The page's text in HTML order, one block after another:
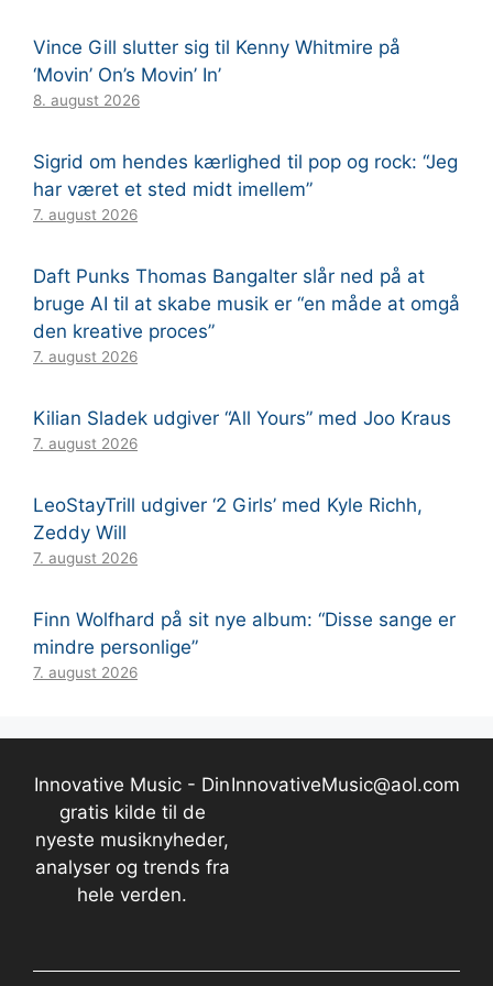
Vince Gill slutter sig til Kenny Whitmire på
‘Movin’ On’s Movin’ In’
8. august 2026
Sigrid om hendes kærlighed til pop og rock: “Jeg
har været et sted midt imellem”
7. august 2026
Daft Punks Thomas Bangalter slår ned på at
bruge AI til at skabe musik er “en måde at omgå
den kreative proces”
7. august 2026
Kilian Sladek udgiver “All Yours” med Joo Kraus
7. august 2026
LeoStayTrill udgiver ‘2 Girls’ med Kyle Richh,
Zeddy Will
7. august 2026
Finn Wolfhard på sit nye album: “Disse sange er
mindre personlige”
7. august 2026
Innovative Music - Din
gratis kilde til de
nyeste musiknyheder,
analyser og trends fra
hele verden.
InnovativeMusic@aol.com